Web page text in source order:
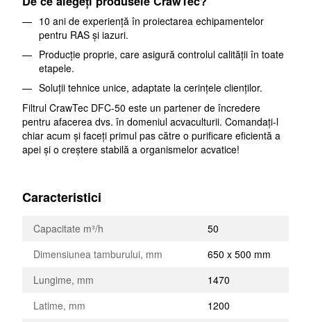
10 ani de experiență în proiectarea echipamentelor
pentru RAS și iazuri.
Producție proprie, care asigură controlul calității în toate
etapele.
Soluții tehnice unice, adaptate la cerințele clienților.
Filtrul CrawTec DFC-50 este un partener de încredere
pentru afacerea dvs. în domeniul acvaculturii. Comandați-l
chiar acum și faceți primul pas către o purificare eficientă a
apei și o creștere stabilă a organismelor acvatice!
Caracteristici
Capacitate m³/h
50
Dimensiunea tamburului, mm
650 x 500 mm
Lungime, mm
1470
Latime, mm
1200